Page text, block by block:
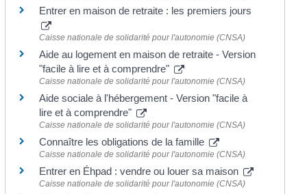
Entrer en maison de retraite : les premiers jours
Caisse nationale de solidarité pour l'autonomie (CNSA)
Aide au logement en maison de retraite - Version
"facile à lire et à comprendre"
Caisse nationale de solidarité pour l'autonomie (CNSA)
Aide sociale à l'hébergement - Version "facile à
lire et à comprendre"
Caisse nationale de solidarité pour l'autonomie (CNSA)
Connaître les obligations de la famille
Caisse nationale de solidarité pour l'autonomie (CNSA)
Entrer en Éhpad : vendre ou louer sa maison
Caisse nationale de solidarité pour l'autonomie (CNSA)